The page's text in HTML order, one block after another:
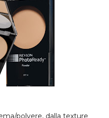
polvere, dalla texture